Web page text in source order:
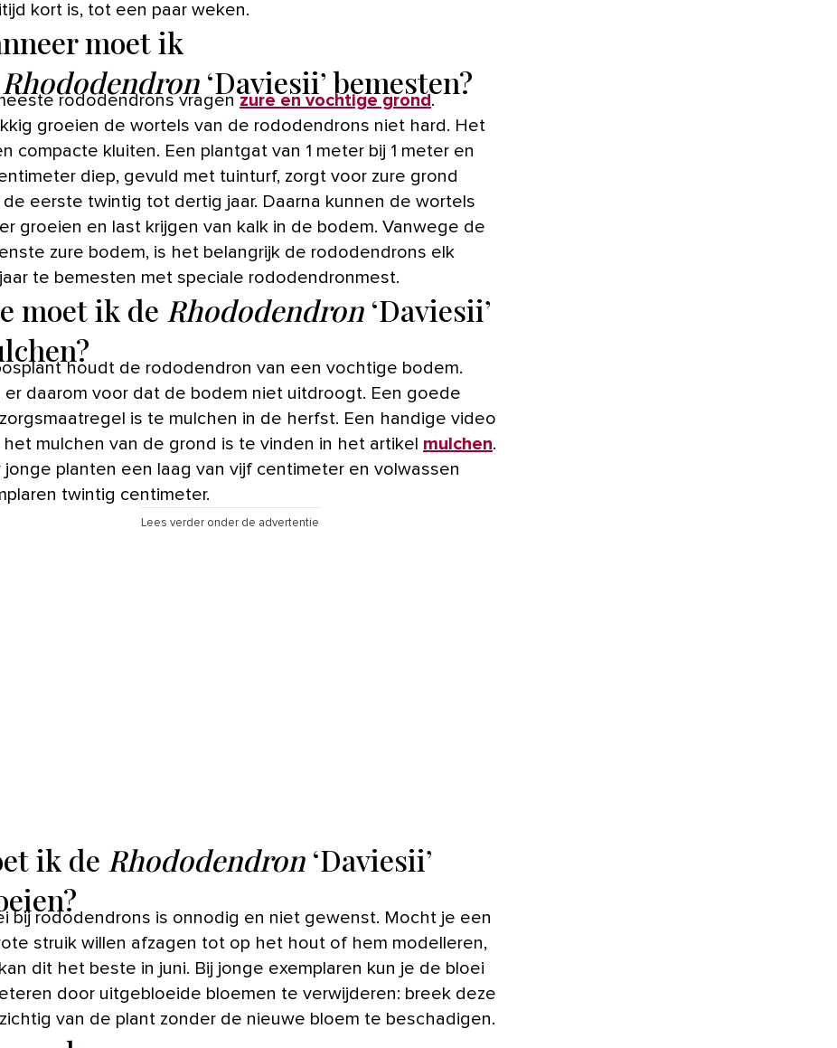
kort is, tot een paar weken.
moet ik
Rhododendron‘Daviesii’ bemesten?
rododendrons vragen zure en vochtige grond .
groeien de wortels van de rododendrons niet hard. Het
compacte kluiten. Een plantgat van 1 meter bij 1 meter en
diep, gevuld met tuinturf, zorgt voor zure grond
de eerste twintig tot dertig jaar. Daarna kunnen de wortels
groeien en last krijgen van kalk in de bodem. Vanwege de
zure bodem, is het belangrijk de rododendrons elk
te bemesten met speciale rododendronmest.
moet ik de Rhododendron‘Daviesii’
houdt de rododendron van een vochtige bodem.
er daarom voor dat de bodem niet uitdroogt. Een goede
is te mulchen in de herfst. Een handige video
mulchen van de grond is te vinden in het artikel mulchen.
jonge planten een laag van vijf centimeter en volwassen
twintig centimeter.
Lees verder onder de advertentie
ik de Rhododendron‘Daviesii’
bij rododendrons is onnodig en niet gewenst. Mocht je een
struik willen afzagen tot op het hout of hem modelleren,
dit het beste in juni. Bij jonge exemplaren kun je de bloei
door uitgebloeide bloemen te verwijderen: breek deze
van de plant zonder de nieuwe bloem te beschadigen.